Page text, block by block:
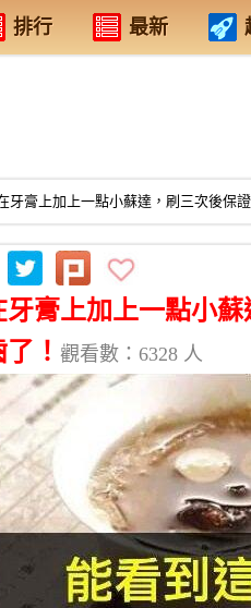
排行 最新
牙膏上加上一點小蘇達，刷三次後保
牙膏上加上一點小
！ 觀看數：6328 人